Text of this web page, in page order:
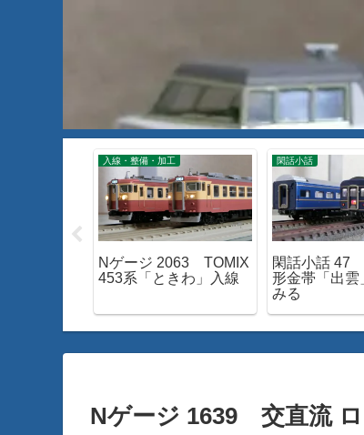
入線・整備・加工
Nゲージ 2063 TOMIX
453系「ときわ」入線
閑話小話
閑話小話 47
形金帯「出雲
みる
Nゲージ 1639 交直流